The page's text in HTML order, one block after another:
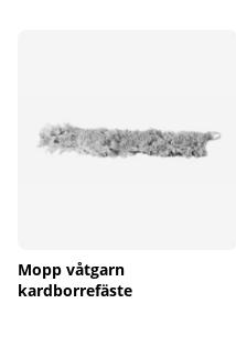
Mopp våtgarn
kardborrefäste